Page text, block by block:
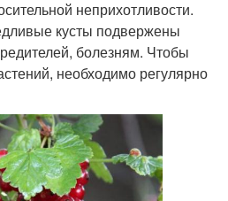
неприхотливости.
кусты подвержены
болезням. Чтобы
необходимо регулярно